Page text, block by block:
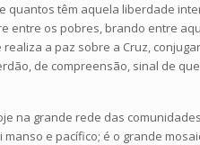
quantos têm aquela liberdade
entre os pobres, brando entre
a paz sobre a Cruz,
de compreensão, sinal de
na grande rede das
e pacífico; é o grande